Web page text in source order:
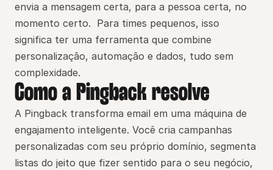
envia a mensagem certa, para a pessoa certa, no
momento certo.  Para times pequenos, isso
significa ter uma ferramenta que combine
personalização, automação e dados, tudo sem
complexidade.
Como a Pingback resolve
A Pingback transforma email em uma máquina de
engajamento inteligente. Você cria campanhas
personalizadas com seu próprio domínio, segmenta
listas do jeito que fizer sentido para o seu negócio,